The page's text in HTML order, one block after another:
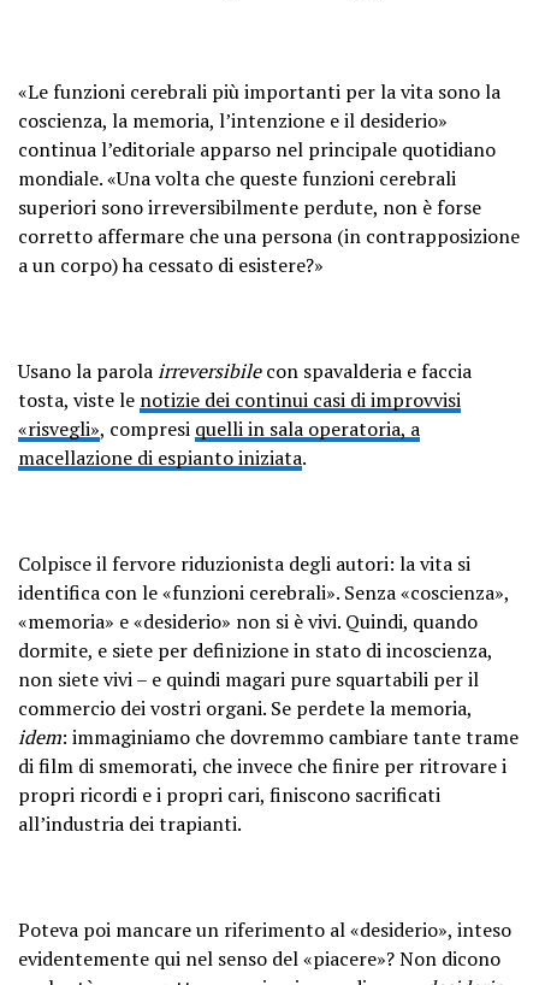
«Le funzioni cerebrali più importanti per la vita sono la
coscienza, la memoria, l’intenzione e il desiderio»
continua l’editoriale apparso nel principale quotidiano
mondiale. «Una volta che queste funzioni cerebrali
superiori sono irreversibilmente perdute, non è forse
corretto affermare che una persona (in contrapposizione
a un corpo) ha cessato di esistere?»
Usano la parolairreversibilecon spavalderia e faccia
tosta, viste le notizie dei continui casi di improvvisi
«risvegli», compresi quelli in sala operatoria, a
macellazione di espianto iniziata.
Colpisce il fervore riduzionista degli autori: la vita si
identifica con le «funzioni cerebrali». Senza «coscienza»,
«memoria» e «desiderio» non si è vivi. Quindi, quando
dormite, e siete per definizione in stato di incoscienza,
non siete vivi – e quindi magari pure squartabili per il
commercio dei vostri organi. Se perdete la memoria,
idem: immaginiamo che dovremmo cambiare tante trame
di film di smemorati, che invece che finire per ritrovare i
propri ricordi e i propri cari, finiscono sacrificati
all’industria dei trapianti.
Poteva poi mancare un riferimento al «desiderio», inteso
evidentemente qui nel senso del «piacere»? Non dicono